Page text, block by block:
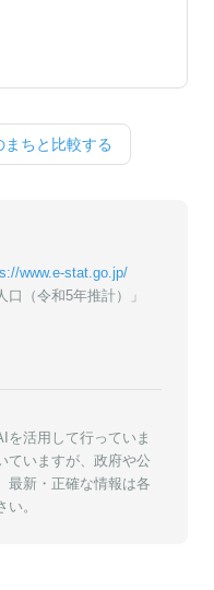
まちと比較する
www.e-stat.go.jp/
（令和5年推計）」
を活用して行っていま
ていますが、政府や公
最新・正確な情報は各
。